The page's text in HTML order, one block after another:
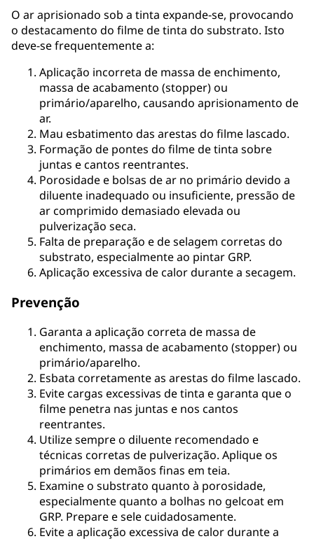
O ar aprisionado sob a tinta expande-se, provocando
o destacamento do filme de tinta do substrato. Isto
deve-se frequentemente a:
Aplicação incorreta de massa de enchimento,
massa de acabamento (stopper) ou
primário/aparelho, causando aprisionamento de
ar.
Mau esbatimento das arestas do filme lascado.
Formação de pontes do filme de tinta sobre
juntas e cantos reentrantes.
Porosidade e bolsas de ar no primário devido a
diluente inadequado ou insuficiente, pressão de
ar comprimido demasiado elevada ou
pulverização seca.
Falta de preparação e de selagem corretas do
substrato, especialmente ao pintar GRP.
Aplicação excessiva de calor durante a secagem.
Prevenção
Garanta a aplicação correta de massa de
enchimento, massa de acabamento (stopper) ou
primário/aparelho.
Esbata corretamente as arestas do filme lascado.
Evite cargas excessivas de tinta e garanta que o
filme penetra nas juntas e nos cantos
reentrantes.
Utilize sempre o diluente recomendado e
técnicas corretas de pulverização. Aplique os
primários em demãos finas em teia.
Examine o substrato quanto à porosidade,
especialmente quanto a bolhas no gelcoat em
GRP. Prepare e sele cuidadosamente.
Evite a aplicação excessiva de calor durante a